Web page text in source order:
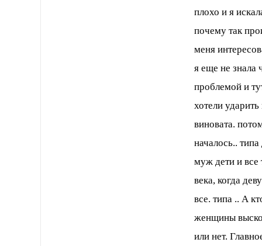
плохо и я
почему так
меня
я еще не знала
проблемой и
хотели
виновата.
началось..
муж дети и все
века, когда
все. типа .. А
женщины
или нет.